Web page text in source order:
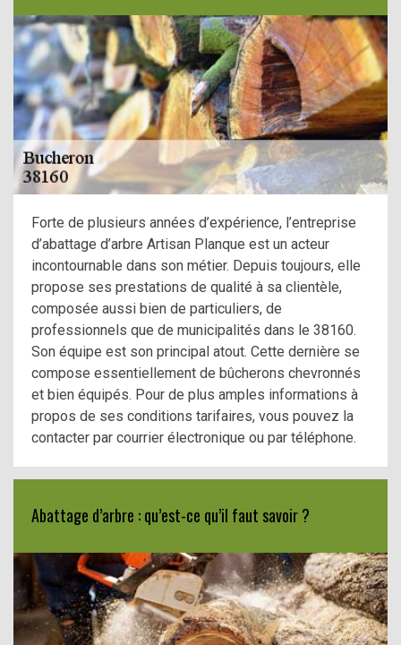
Forte de plusieurs années d’expérience, l’entreprise
d’abattage d’arbre Artisan Planque est un acteur
incontournable dans son métier. Depuis toujours, elle
propose ses prestations de qualité à sa clientèle,
composée aussi bien de particuliers, de
professionnels que de municipalités dans le 38160.
Son équipe est son principal atout. Cette dernière se
compose essentiellement de bûcherons chevronnés
et bien équipés. Pour de plus amples informations à
propos de ses conditions tarifaires, vous pouvez la
contacter par courrier électronique ou par téléphone.
Abattage d’arbre : qu’est-ce qu’il faut savoir ?